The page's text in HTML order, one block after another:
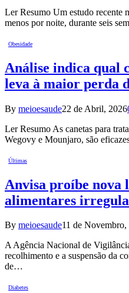
Ler Resumo Um estudo recente
menos por noite, durante seis
Obesidade
Análise indica qual
leva à maior perda
By meioesaude22 de Abril, 2026
Ler Resumo As canetas para
Wegovy e Mounjaro, são
Últimas
Anvisa proíbe nova
alimentares
By meioesaude11 de Novembro,
A Agência Nacional de
recolhimento e a suspensão da
de…
Diabetes